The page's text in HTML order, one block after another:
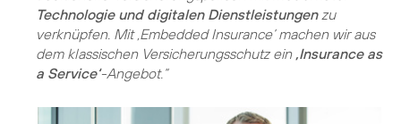
Technologie und digitalen Dienstleistungenzu
verknüpfen. Mit ‚Embedded Insurance‘ machen wir aus
dem klassischen Versicherungsschutz ein ‚Insurance as
a Service‘-Angebot.“